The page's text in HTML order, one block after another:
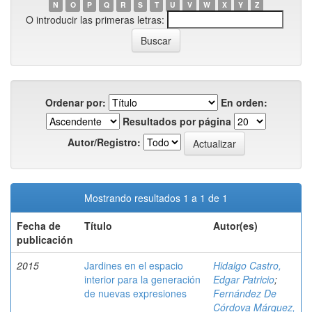
N
O P Q R S T U V W X Y Z
O introducir las primeras letras:
Ordenar por:
En orden:
Resultados por página
Autor/Registro:
Mostrando resultados 1 a 1 de 1
Fecha de
publicación
Título Autor(es)
2015
Jardines en el espacio
interior para la generación
de nuevas expresiones
Hidalgo Castro,
Edgar Patricio;
Fernández De
Córdova Márquez,